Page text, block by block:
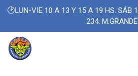
🕑LUN-VIE 10 A 13 Y 15 A 19 HS. SÁB
234. M.GRANDE